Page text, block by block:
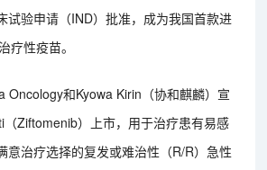
试验申请（IND）批准，成为我国首款进
疗性疫苗。
Oncology和Kyowa Kirin（协和麒麟）宣
（Ziftomenib）上市，用于治疗患有易感
意治疗选择的复发或难治性（R/R）急性